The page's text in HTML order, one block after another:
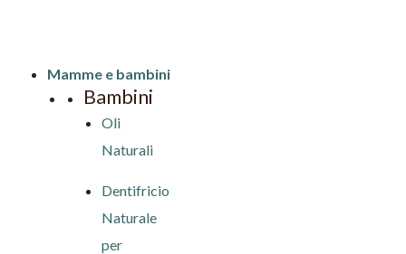
Mamme e bambini
Bambini
Oli
Naturali
Dentifricio
Naturale
per